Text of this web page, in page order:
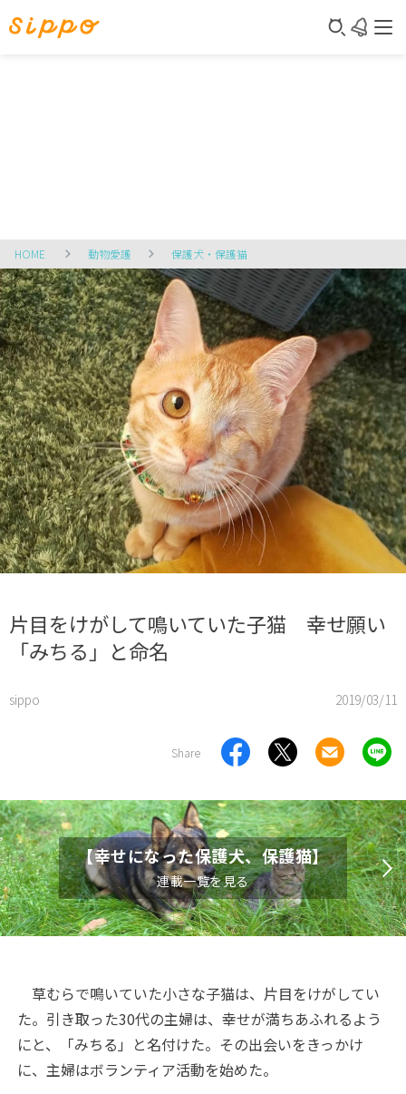
HOME 動物愛護 保護犬・保護猫
片目をけがして鳴いていた子猫 幸せ願い
「みちる」と命名
sippo 2019/03/11
Share
【幸せになった保護犬、保護猫】
連載一覧を見る
草むらで鳴いていた小さな子猫は、片目をけがしてい
た。引き取った30代の主婦は、幸せが満ちあふれるよう
にと、「みちる」と名付けた。その出会いをきっかけ
に、主婦はボランティア活動を始めた。